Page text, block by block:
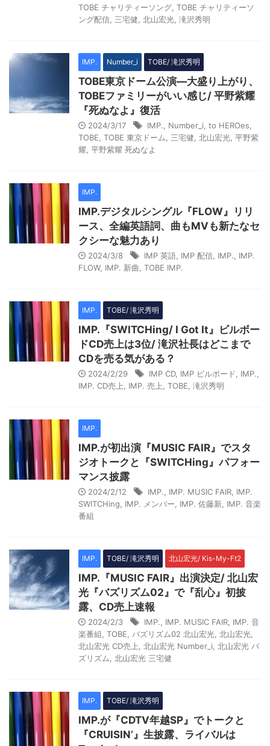
TOBE チャリティーソング TOBE チャリティーソ
ング配信 三宅健 北山宏光 滝沢秀明
IMP. Number_i TOBE/ 滝沢秀明
TOBE東京ドーム公演―大盛り上がり、
TOBEファミリーがいい感じ/ 平野紫耀
『死ぬなよ』復活
2024/3/17 IMP. Number_i to HEROes
TOBE TOBE 東京ドーム 三宅健 北山宏光 平野紫
耀 平野紫耀 死ぬなよ
IMP.
IMP.デジタルシングル『FLOW』リリ
ース、全編英語詞、曲もMVも新たなセ
クシーな魅力あり
2024/3/8 IMP 英語 IMP 配信 IMP.
IMP.
FLOW, IMP. 新曲 TOBE IMP.
IMP. TOBE/ 滝沢秀明
IMP.『SWITCHing/ I Got It』ビルボー
ドCD売上は3位/ 滝沢社長はどこまで
CDを売る気がある？
2024/2/29 IMP CD, IMP ビルボード IMP.
IMP. CD売上
IMP. 売上 TOBE 滝沢秀明
IMP.
IMP.が初出演『MUSIC FAIR』でスタ
ジオトークと『SWITCHing』パフォー
マンス披露
2024/2/12 IMP. IMP. MUSIC FAIR IMP.
SWITCHing
IMP. メンバー IMP. 佐藤新
IMP. 音楽
番組
IMP. TOBE/ 滝沢秀明 北山宏光/ Kis-My-Ft2
IMP.『MUSIC FAIR』出演決定/ 北山宏
光『バズリズム02』で『乱心』初披
露、CD売上速報
2024/2/3 IMP. IMP. MUSIC FAIR IMP. 音
楽番組
TOBE バズリズム02 北山宏光 北山宏光
北山宏光 CD売上 北山宏光 Number_i 北山宏光 バ
ズリズム
北山宏光 三宅健
IMP. TOBE/ 滝沢秀明
IMP.が『CDTV年越SP』でトークと
『CRUISIN’』生披露、ライバルは